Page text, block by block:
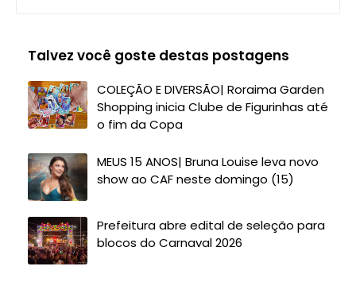
Talvez você goste destas postagens
COLEÇÃO E DIVERSÃO| Roraima Garden
Shopping inicia Clube de Figurinhas até
o fim da Copa
MEUS 15 ANOS| Bruna Louise leva novo
show ao CAF neste domingo (15)
Prefeitura abre edital de seleção para
blocos do Carnaval 2026